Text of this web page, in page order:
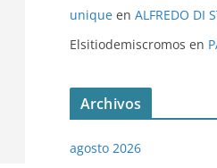
unique en ALFREDO DI
Elsitiodemiscromos en
Archivos
agosto 2026